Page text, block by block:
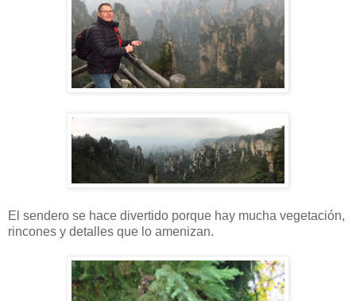
El sendero se hace divertido porque hay mucha vegetación,
rincones y detalles que lo amenizan.